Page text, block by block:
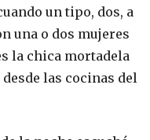
un tipo, dos, a
una o dos mujeres
la chica mortadela
las cocinas del